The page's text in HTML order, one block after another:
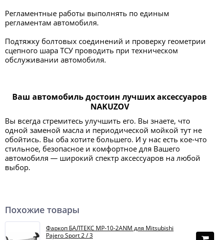
Регламентные работы выполнять по единым
регламентам автомобиля.
Подтяжку болтовых соединений и проверку геометрии
сцепного шара ТСУ проводить при техническом
обслуживании автомобиля.
Ваш автомобиль достоин лучших аксессуаров
NAKUZOV
Вы всегда стремитесь улучшить его. Вы знаете, что
одной заменой масла и периодической мойкой тут не
обойтись. Вы оба хотите большего. И у нас есть кое-что
стильное, безопасное и комфортное для Вашего
автомобиля — широкий спектр аксессуаров на любой
выбор.
Похожие товары
Фаркоп БАЛТЕКС MP-10-2ANM для Mitsubishi
Pajero Sport 2 / 3